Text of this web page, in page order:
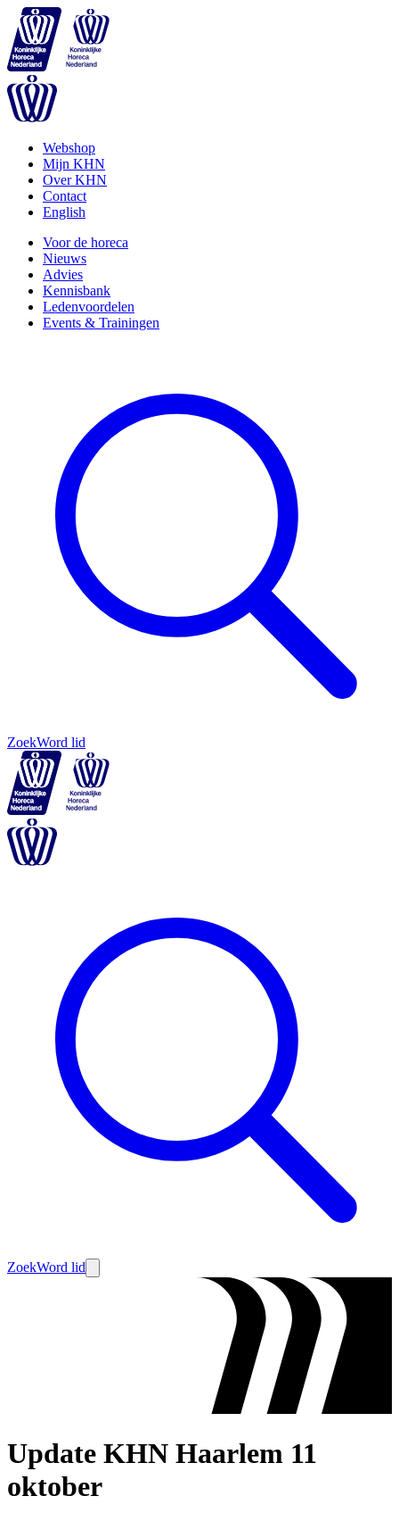
Webshop
Mijn KHN
Over KHN
Contact
English
Voor de horeca
Nieuws
Advies
Kennisbank
Ledenvoordelen
Events & Trainingen
ZoekWord lid
ZoekWord lid
Update KHN Haarlem 11
oktober